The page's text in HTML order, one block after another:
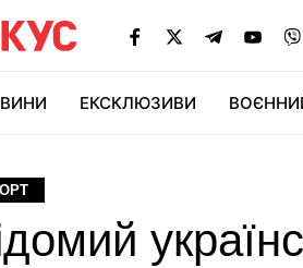
ЕКСКЛЮЗИВИ